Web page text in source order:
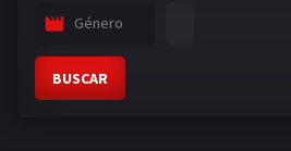
Género
BUSCAR